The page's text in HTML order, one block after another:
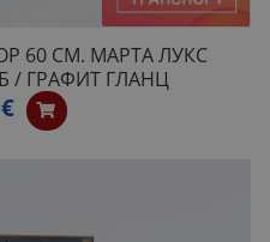
60 СМ. МАРТА ЛУКС
/ ГРАФИТ ГЛАНЦ